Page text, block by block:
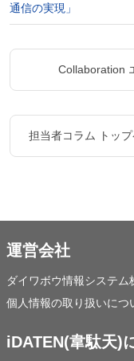
通信の実現」
Collaboration
担当者コラム トッ
運営会社
ダイワボウ情報システム
個人情報の取り扱いにつ
iDATEN(韋駄天)